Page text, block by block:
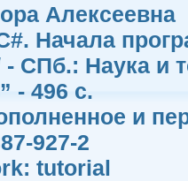
Алексеевна
Начала
СПб.: Наука и
- 496 с.
и
927-2
tutorial